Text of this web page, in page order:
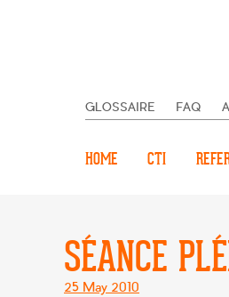
GLOSSAIRE FAQ
HOME CTI
SÉANCE
Posted
25 May 2010